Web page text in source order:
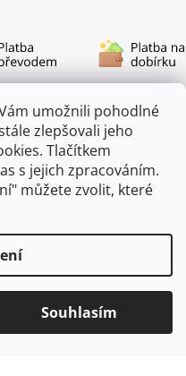
umožnili pohodlné
zlepšovali jeho
Tlačítkem
s jejich zpracováním.
můžete zvolit, které
Souhlasím